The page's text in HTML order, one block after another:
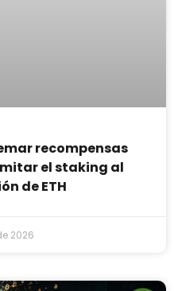
recompensas
el staking al
de ETH
2026